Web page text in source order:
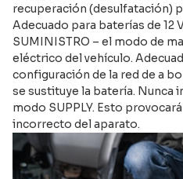
recuperación (desulfatación)
Adecuado para baterías de 12
SUMINISTRO – el modo de
eléctrico del vehículo.
configuración de la red de a
se sustituye la batería. Nunca
modo SUPPLY. Esto
incorrecto del aparato.